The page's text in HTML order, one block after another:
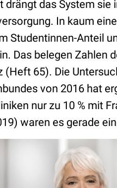
drängt das System
In kaum
Studentinnen-Anteil
Das belegen Zahlen
65). Die
von 2016 hat
nur zu 10 % mit
waren es gerade